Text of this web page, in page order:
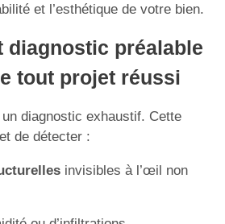
et l’esthétique de votre bien.
diagnostic préalable
tout projet réussi
diagnostic exhaustif. Cette
de détecter :
invisibles à l’œil non